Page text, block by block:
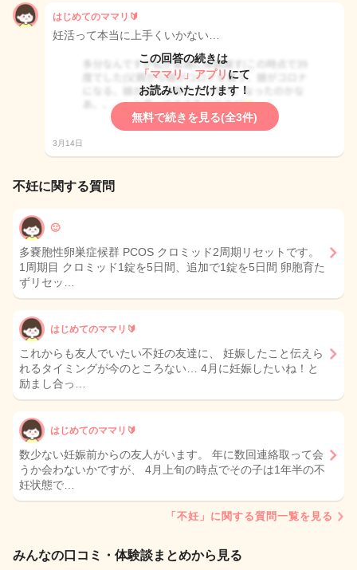
はじめてのママリ🔰
妊活って本当に上手くいかない…
この回答の続きは
「ママリ」アプリ にて
お読みいただけます！
無料で続きを見る(全3件)
3月14日
不妊に関する質問
🙂
多嚢胞性卵巣症候群 PCOS クロミッド2周期リセットです。
1周期目 クロミッド1錠を5日間、追加で1錠を5日間 卵胞育た
ずリセッ…
はじめてのママリ🔰
これからも友人でいたい不妊の友達に、 妊娠したこと伝えら
れるタイミングが今のところない… 4月に妊娠したいね！と
励まし合っ…
はじめてのママリ🔰
数少ない妊娠前からの友人がいます。 年に数回連絡取って会
うか会わないかですが、 4月上旬の時点でその子は1年半の不
妊状態で…
「不妊」に関する質問一覧を見る
みんなの口コミ・体験談まとめから見る